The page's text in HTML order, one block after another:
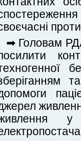
➡ Головам
у